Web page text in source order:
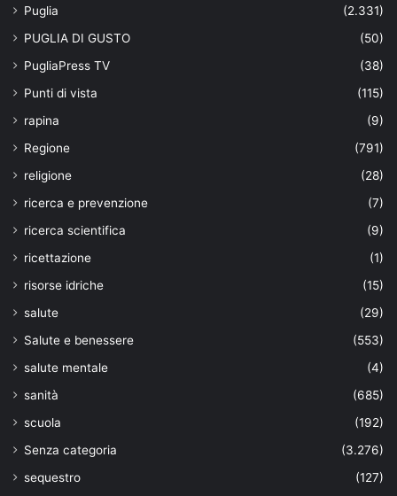
Puglia
(2.331)
PUGLIA DI GUSTO
(50)
PugliaPress TV
(38)
Punti di vista
(115)
rapina
(9)
Regione
(791)
religione
(28)
ricerca e prevenzione
(7)
ricerca scientifica
(9)
ricettazione
(1)
risorse idriche
(15)
salute
(29)
Salute e benessere
(553)
salute mentale
(4)
sanità
(685)
scuola
(192)
Senza categoria
(3.276)
sequestro
(127)